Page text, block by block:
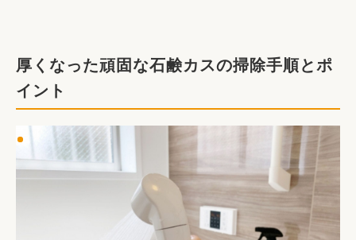
厚くなった頑固な石鹸カスの掃除手順とポ
イント